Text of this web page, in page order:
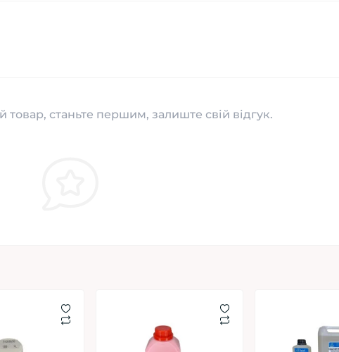
товар, станьте першим, залиште свій відгук.